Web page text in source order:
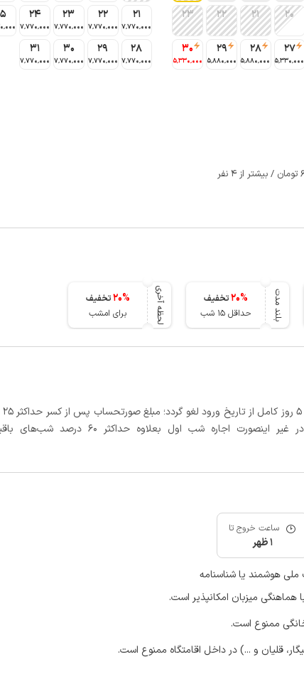
20
21
22
23
27
5٬330٬000
28
5٬880٬000
29
5٬880٬000
30
5٬330٬000
21
7٬770٬000
22
7٬770٬000
23
7٬770٬000
24
7٬770٬000
28
7٬770٬000
29
7٬770٬000
30
7٬770٬000
31
7٬770٬000
بلند مدت 20%
تخفیف
حداقل 15 شب
لحظه آخری 20%
تخفیف
برای امشب
شب اول بعلاوه حداکثر 60 درصد شب‌های باقیمانده کسر می‌گردد.
ساعت خروج تا
1 ظهر
ملی هوشمند یا شناسنامه
میزبان امکانپذیر است.
ممنوع است.
قلیان و ...) در داخل اقامتگاه ممنوع است.